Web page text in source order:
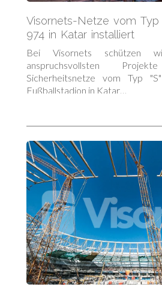
Visornets-Netze vom Typ
974 in Katar installiert
Bei Visornets schützen
anspruchsvollsten
Sicherheitsnetze vom Typ
Fußballstadion in Katar…